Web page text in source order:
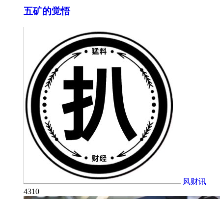
五矿的觉悟
风财讯
4310